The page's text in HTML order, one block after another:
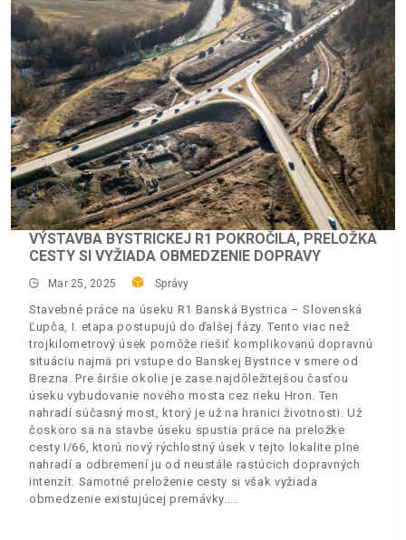
VÝSTAVBA BYSTRICKEJ R1 POKROČILA, PRELOŽKA
CESTY SI VYŽIADA OBMEDZENIE DOPRAVY
Mar 25, 2025 Správy
Stavebné práce na úseku R1 Banská Bystrica – Slovenská
Ľupča, I. etapa postupujú do ďalšej fázy. Tento viac než
trojkilometrový úsek pomôže riešiť komplikovanú dopravnú
situáciu najmä pri vstupe do Banskej Bystrice v smere od
Brezna. Pre širšie okolie je zase najdôležitejšou časťou
úseku vybudovanie nového mosta cez rieku Hron. Ten
nahradí súčasný most, ktorý je už na hranici životnosti. Už
čoskoro sa na stavbe úseku spustia práce na preložke
cesty I/66, ktorú nový rýchlostný úsek v tejto lokalite plne
nahradí a odbremení ju od neustále rastúcich dopravných
intenzít. Samotné preloženie cesty si však vyžiada
obmedzenie existujúcej premávky.